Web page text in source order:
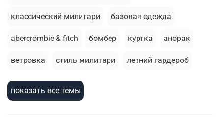
классический милитари базовая одежда
abercrombie & fitch бомбер куртка анорак
ветровка стиль милитари летний гардероб
брюки джоггеры
показать все темы